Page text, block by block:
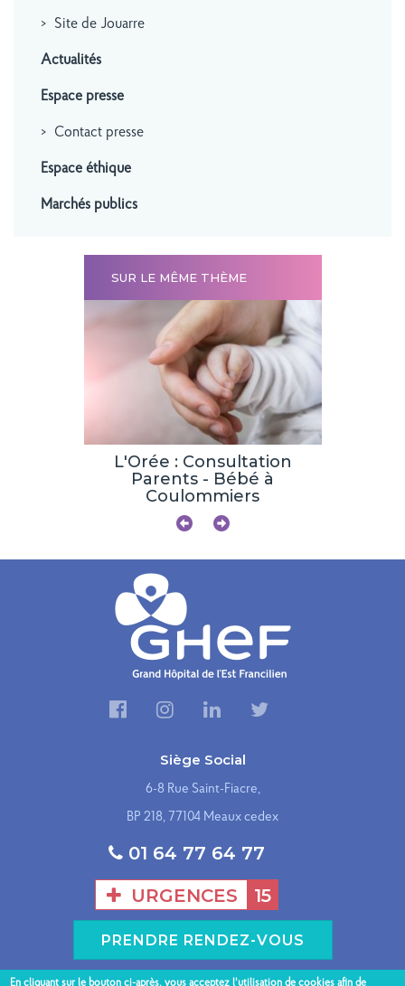
Site de Jouarre
Actualités
Espace presse
Contact presse
Espace éthique
Marchés publics
SUR LE MÊME THÈME
L'Orée : Consultation
Parents - Bébé à
Coulommiers
Siège Social
6-8 Rue Saint-Fiacre,
BP 218, 77104 Meaux cedex
01 64 77 64 77
URGENCES
15
PRENDRE RENDEZ-VOUS
En cliquant sur le bouton ci-après, vous acceptez l'utilisation de cookies afin de